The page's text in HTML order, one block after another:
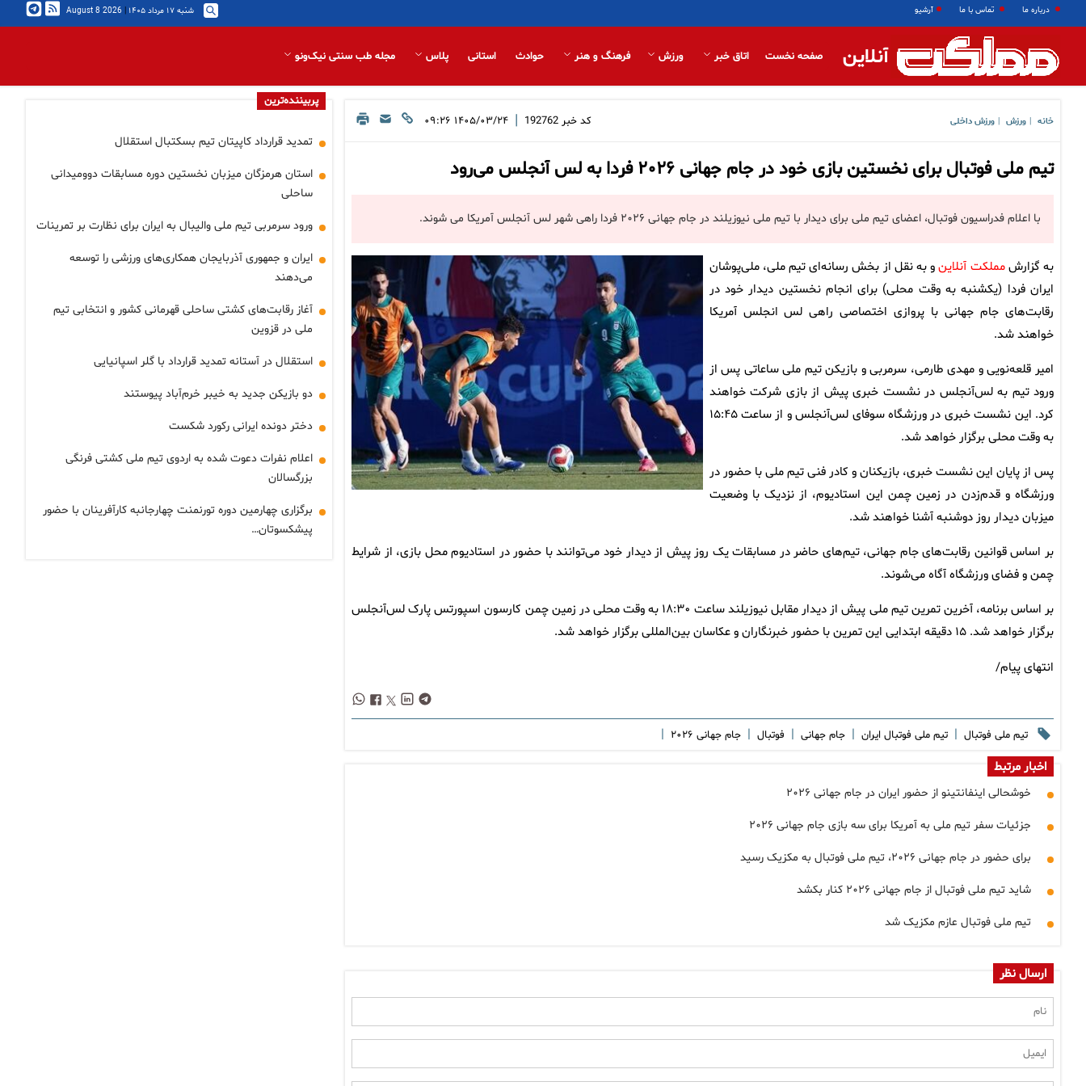
درباره ما تماس با ما آرشیو شنبه ۱۷ مرداد ۱۴۰۵ |
2026 August 8
آنلاین صفحه نخست اتاق خبر ورزش فرهنگ و هنر حوادث استانی پلاس مجله طب سنتی نیک‌ونو
خانه ورزش ورزش داخلی کد خبر 192762
| ۱۴۰۵/۰۳/۲۴ ۰۹:۲۶
تیم ملی فوتبال برای نخستین بازی خود در جام جهانی ۲۰۲۶ فردا به لس آنجلس می‌رود
با اعلام فدراسیون فوتبال، اعضای تیم ملی برای دیدار با تیم ملی نیوزیلند در جام جهانی ۲۰۲۶ فردا راهی شهر لس آنجلس آمریکا می شوند.
به گزارشمملکت آنلاینو به نقل از بخش رسانه‌ای تیم ملی، ملی‌پوشان
ایران فردا (یکشنبه به وقت محلی) برای انجام نخستین دیدار خود در
رقابت‌های جام جهانی با پروازی اختصاصی راهی لس انجلس آمریکا
خواهند شد.
امیر قلعه‌نویی و مهدی طارمی، سرمربی و بازیکن تیم ملی ساعاتی پس از
ورود تیم به لس‌آنجلس در نشست خبری پیش از بازی شرکت خواهند
کرد. این نشست خبری در ورزشگاه سوفای لس‌آنجلس و از ساعت ۱۵:۴۵
به وقت محلی برگزار خواهد شد.
پس از پایان این نشست خبری، بازیکنان و کادر فنی تیم ملی با حضور در
ورزشگاه و قدم‌زدن در زمین چمن این استادیوم، از نزدیک با وضعیت
میزبان دیدار روز دوشنبه آشنا خواهند شد.
بر اساس قوانین رقابت‌های جام جهانی، تیم‌های حاضر در مسابقات یک روز پیش از دیدار خود می‌توانند با حضور در استادیوم محل بازی، از شرایط
چمن و فضای ورزشگاه آگاه می‌شوند.
بر اساس برنامه، آخرین تمرین تیم ملی پیش از دیدار مقابل نیوزیلند ساعت ۱۸:۳۰ به وقت محلی در زمین چمن کارسون اسپورتس پارک لس‌آنجلس
برگزار خواهد شد. ۱۵ دقیقه ابتدایی این تمرین با حضور خبرنگاران و عکاسان بین‌المللی برگزار خواهد شد.
انتهای پیام/
تیم ملی فوتبال | تیم ملی فوتبال ایران | جام جهانی | فوتبال | جام جهانی ۲۰۲۶ |
اخبار مرتبط
خوشحالی اینفانتینو از حضور ایران در جام جهانی ۲۰۲۶
جزئیات سفر تیم ملی به آمریکا برای سه بازی جام جهانی ۲۰۲۶
برای حضور در جام جهانی ۲۰۲۶، تیم ملی فوتبال به مکزیک رسید
شاید تیم ملی فوتبال از جام جهانی ۲۰۲۶ کنار بکشد
تیم ملی فوتبال عازم مکزیک شد
ارسال نظر
پربیننده‌ترین
تمدید قرارداد کاپیتان تیم بسکتبال استقلال
استان هرمزگان میزبان نخستین دوره مسابقات دوومیدانی
ساحلی
ورود سرمربی تیم ملی والیبال به ایران برای نظارت بر تمرینات
ایران و جمهوری آذربایجان همکاری‌های ورزشی را توسعه
می‌دهند
آغاز رقابت‌های کشتی ساحلی قهرمانی کشور و انتخابی تیم
ملی در قزوین
استقلال در آستانه تمدید قرارداد با گلر اسپانیایی
دو بازیکن جدید به خیبر خرم‌آباد پیوستند
دختر دونده ایرانی رکورد شکست
اعلام نفرات دعوت شده به اردوی تیم ملی کشتی فرنگی
بزرگسالان
برگزاری چهارمین دوره تورنمنت چهارجانبه کارآفرینان با حضور
پیشکسوتان…